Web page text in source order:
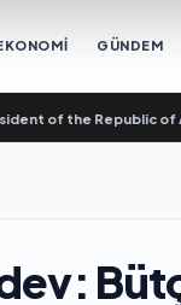
GÜNDEM
the Republic of